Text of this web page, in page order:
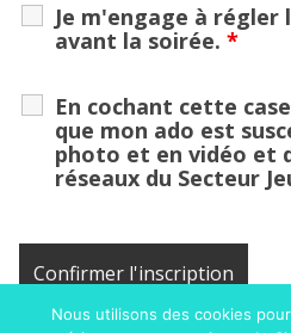
Je m'engage à régler
avant la soirée.*
En cochant cette
que mon ado est
photo et en vidéo et
réseaux du Secteur
Nous utilisons des cookies